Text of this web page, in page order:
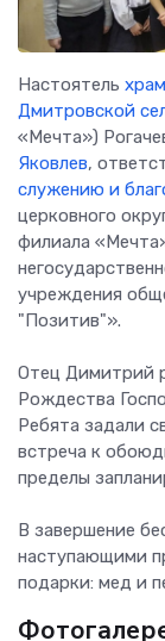
Настоятель
Дмитровской
«Мечта»)
Яковлев,
служению и
церковного
филиала
учреждения
"Позитив"».
Отец Димитрий
Рождества
Ребята задали
встреча к
пределы
В завершение
наступающими
подарки: мед и